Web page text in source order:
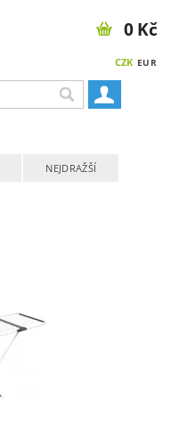
CZK EUR
0 Kč
NEJDRAŽŠÍ